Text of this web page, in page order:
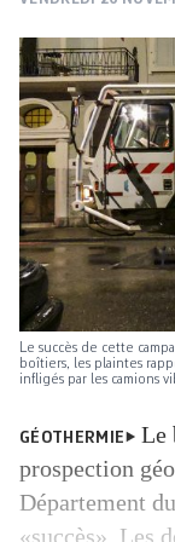
Le succès de cette
boîtiers, les plaintes
infligés par les camions
GÉOTHERMIE
Le
prospection
Département
«succès». Les